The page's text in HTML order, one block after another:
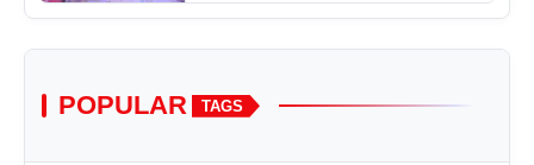
POPULAR TAGS